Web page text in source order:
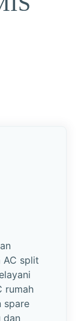
AC split
rumah
spare
dan